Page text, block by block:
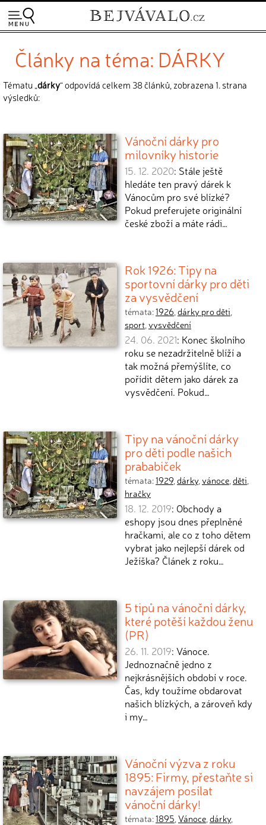
Články na téma: DÁRKY
Tématu „dárky“ odpovídá celkem 38 článků, zobrazena 1. strana
výsledků:
Vánoční dárky pro
milovníky historie
15. 12. 2020: Stále ještě
hledáte ten pravý dárek k
Vánocům pro své blízké?
Pokud preferujete originální
české zboží a máte rádi…
Rok 1926: Tipy na
sportovní dárky pro děti
za vysvědčení
témata:1926,dárky pro děti,
sport,vysvědčení
24. 06. 2021: Konec školního
roku se nezadržitelně blíží a
tak možná přemýšlíte, co
pořídit dětem jako dárek za
vysvědčení. Pokud…
Tipy na vánoční dárky
pro děti podle našich
prababiček
témata:1929,dárky,vánoce,děti,
hračky
18. 12. 2019: Obchody a
eshopy jsou dnes přeplněné
hračkami, ale co z toho dětem
vybrat jako nejlepší dárek od
Ježíška? Článek z roku…
5 tipů na vánoční dárky,
které potěší každou ženu
(PR)
26. 11. 2019: Vánoce.
Jednoznačně jedno z
nejkrásnějších období v roce.
Čas, kdy toužíme obdarovat
našich blízkých, a zároveň kdy
i my…
Vánoční výzva z roku
1895: Firmy, přestaňte si
navzájem posílat
vánoční dárky!
témata:1895,Vánoce,dárky,